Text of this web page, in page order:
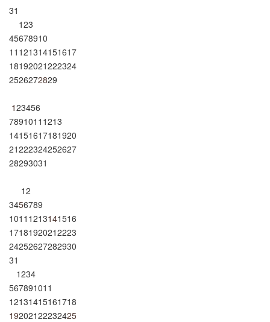
31
123
45678910
11 121314151617
18192021222324
2526272829
123456
7891011 1213
14151617181920
21222324252627
28293031
12
3456789
1011 1213141516
17181920212223
24252627282930
31
1234
567891011
12131415161718
19202122232425